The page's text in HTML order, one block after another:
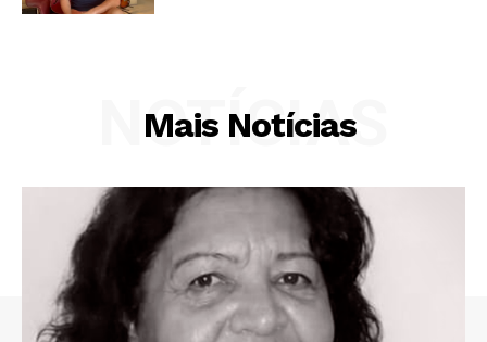
Mais Notícias
NOTÍCIAS